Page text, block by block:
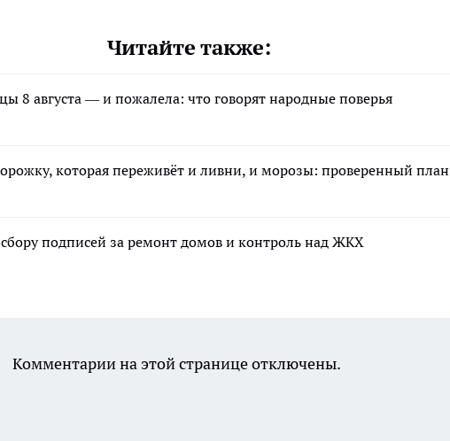
Читайте также:
8 августа — и пожалела: что говорят народные поверья
которая переживёт и ливни, и морозы: проверенный план
подписей за ремонт домов и контроль над ЖКХ
Комментарии на этой странице отключены.